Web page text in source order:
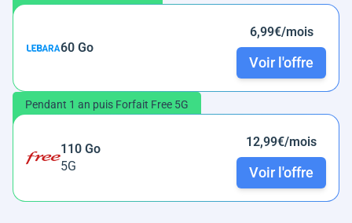
60 Go
6,99€/mois
Voir l'offre
Pendant 1 an puis Forfait Free 5G
110 Go
5G
12,99€/mois
Voir l'offre